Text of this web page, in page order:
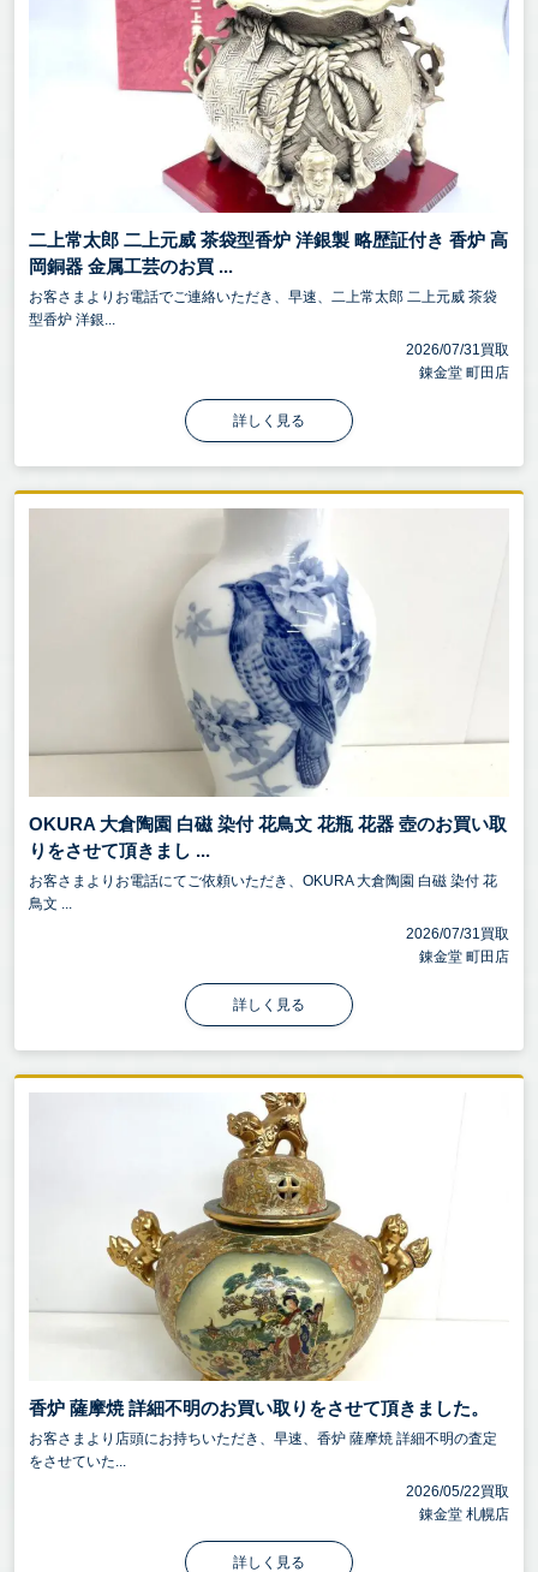
二上常太郎 二上元威 茶袋型香炉 洋銀製 略歴証付き 香炉 高
岡銅器 金属工芸のお買 ...
お客さまよりお電話でご連絡いただき、早速、二上常太郎 二上元威 茶袋
型香炉 洋銀...
2026/07/31買取
錬金堂 町田店
詳しく見る
OKURA 大倉陶園 白磁 染付 花鳥文 花瓶 花器 壺のお買い取
りをさせて頂きまし ...
お客さまよりお電話にてご依頼いただき、OKURA 大倉陶園 白磁 染付 花
鳥文 ...
2026/07/31買取
錬金堂 町田店
詳しく見る
香炉 薩摩焼 詳細不明のお買い取りをさせて頂きました。
お客さまより店頭にお持ちいただき、早速、香炉 薩摩焼 詳細不明の査定
をさせていた...
2026/05/22買取
錬金堂 札幌店
詳しく見る